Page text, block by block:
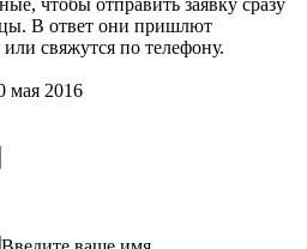
В ответ они пришлют
свяжутся по телефону.
мая 2016